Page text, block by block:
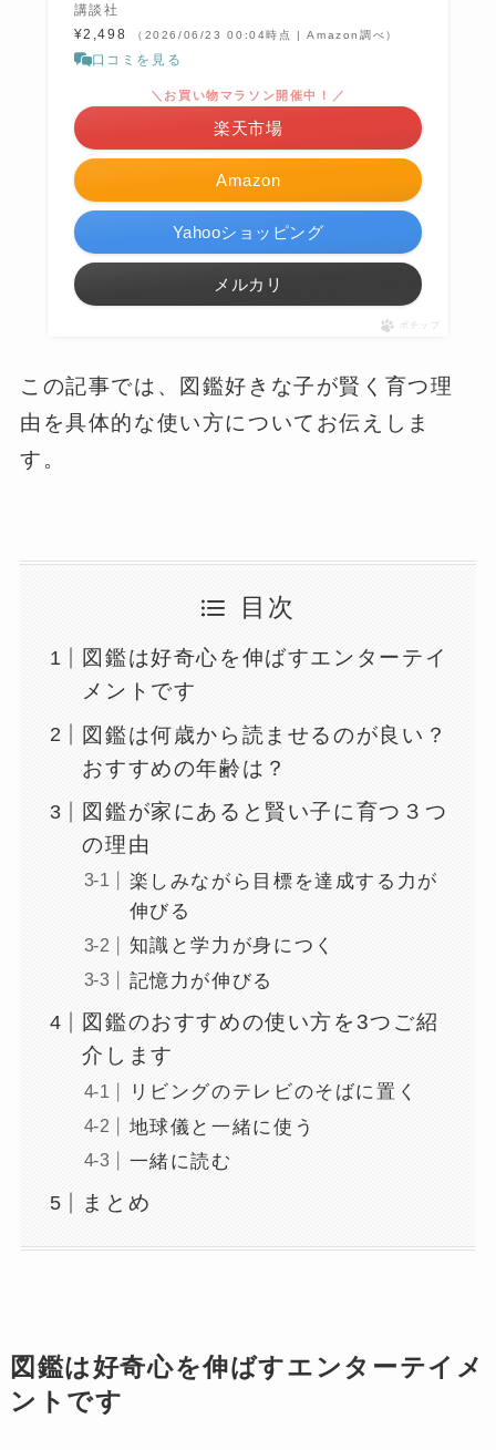
講談社
¥2,498
（2026/06/23 00:04時点 | Amazon調べ）
口コミを見る
Amazon
＼お買い物マラソン開催中！／
楽天市場
Yahooショッピング
メルカリ
ポチップ
この記事では、図鑑好きな子が賢く育つ理
由を具体的な使い方についてお伝えしま
す。
目次
図鑑は好奇心を伸ばすエンターテイ
メントです
図鑑は何歳から読ませるのが良い？
おすすめの年齢は？
図鑑が家にあると賢い子に育つ３つ
の理由
楽しみながら目標を達成する力が
伸びる
知識と学力が身につく
記憶力が伸びる
図鑑のおすすめの使い方を3つご紹
介します
リビングのテレビのそばに置く
地球儀と一緒に使う
一緒に読む
まとめ
図鑑は好奇心を伸ばすエンターテイメ
ントです